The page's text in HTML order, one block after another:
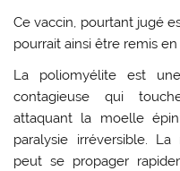
Ce vaccin, pourtant jugé
pourrait ainsi être remis
La poliomyélite est
contagieuse qui
attaquant la moelle
paralysie irréversible.
peut se propager